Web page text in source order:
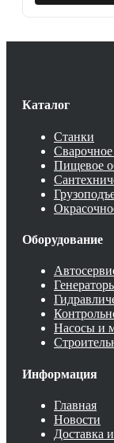
Каталог
Станки
Пищевое
Оборудование
Насосы и
Информация
Главная
Новости
Доставка